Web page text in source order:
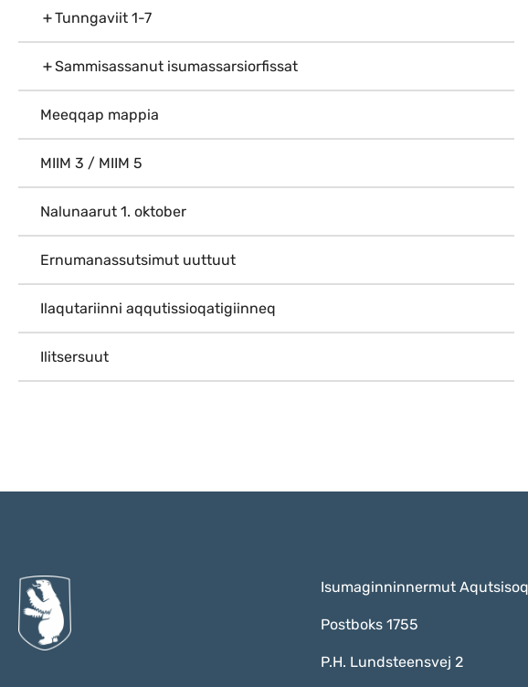
Tunngaviit 1-7
Sammisassanut isumassarsiorfissat
Meeqqap mappia
MIIM 3 / MIIM 5
Nalunaarut 1. oktober
Ernumanassutsimut uuttuut
Ilaqutariinni aqqutissioqatigiinneq
Ilitsersuut
Isumaginninnermut
Postboks 1755
P.H. Lundsteensvej 2